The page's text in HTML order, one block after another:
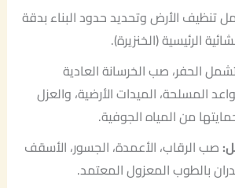
تنظيف الأرض وتحديد حدود البناء بدقة
الرئيسية (الخنزيرة).
الحفر، صب الخرسانة العادية
المسلحة، الميدات الأرضية، والعزل
من المياه الجوفية.
صب الرقاب، الأعمدة، الجسور، الأسقف
بالطوب المعزول المعتمد.